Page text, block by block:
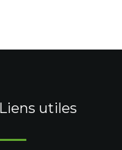
Liens utiles